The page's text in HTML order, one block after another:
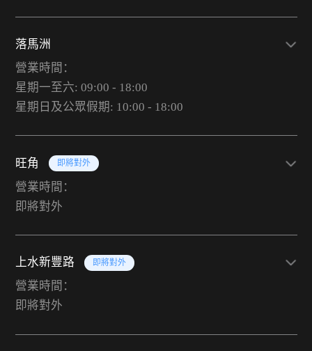
落馬洲
營業時間：
星期一至六: 09:00 - 18:00
星期日及公眾假期: 10:00 - 18:00
旺角 即將對外
營業時間：
即將對外
上水新豐路 即將對外
營業時間：
即將對外